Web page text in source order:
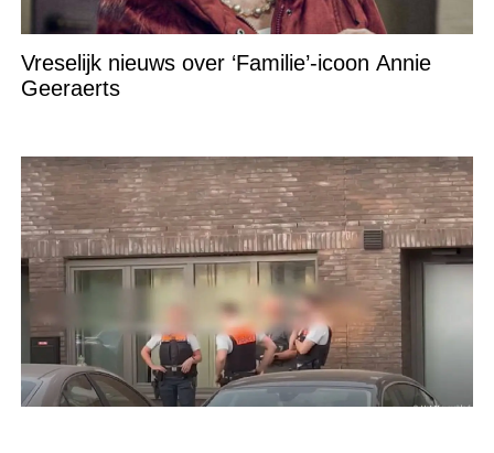
Vreselijk nieuws over ‘Familie’-icoon Annie
Geeraerts